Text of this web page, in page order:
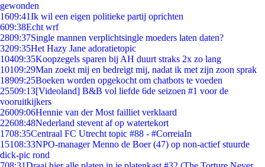
gewonden
1609:41Ik wil een eigen politieke partij oprichten
609:38Echt wrf
2809:37Single mannen verplichtsingle moeders laten daten?
3209:35Het Hazy Jane adoratietopic
10409:35Koopzegels sparen bij AH duurt straks 2x zo lang
10109:29Man zoekt mij en bedreigt mij, nadat ik met zijn zoon sprak
18909:25Boeken worden opgekocht om chatbots te voeden
25509:13[Videoland] B&B vol liefde 6de seizoen #1 voor de
vooruitkijkers
26009:06Hennie van der Most failliet verklaard
22608:48Nederland stevent af op watertekort
1708:35Centraal FC Utrecht topic #88 - #CorreiaIn
15108:33NPO-manager Menno de Boer (47) op non-actief stuurde
dick-pic rond